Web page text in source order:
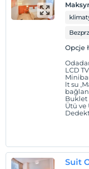
Zameldować się
Wymeldować się
Palenie
Zakaz palenia w
Opcje
LCD
lt su
Buklet
Ütü ve
Suit